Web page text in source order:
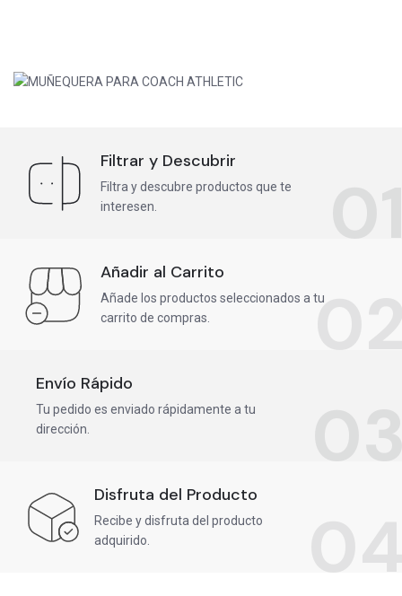
Filtrar y Descubrir
Filtra y descubre productos que te
interesen.
Añadir al Carrito
Añade los productos seleccionados a tu
carrito de compras.
Envío Rápido
Tu pedido es enviado rápidamente a tu
dirección.
Disfruta del Producto
Recibe y disfruta del producto
adquirido.